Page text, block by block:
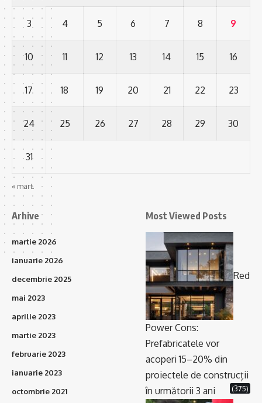
3 4 5 6 7 8 9
10 11 12 13 14 15 16
17 18 19 20 21 22 23
24 25 26 27 28 29 30
31
« mart.
Arhive
martie 2026
ianuarie 2026
decembrie 2025
mai 2023
aprilie 2023
martie 2023
februarie 2023
ianuarie 2023
octombrie 2021
Most Viewed Posts
Red
Power Cons:
Prefabricatele vor
acoperi 15–20% din
proiectele de construcții
în următorii 3 ani
(375)